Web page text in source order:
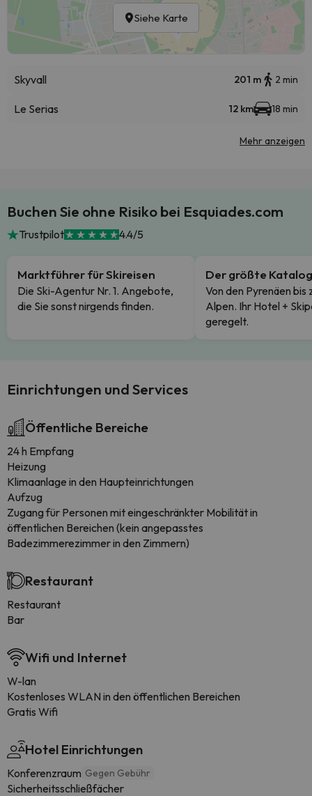
Siehe Karte
Skyvall 201 m 2 min
Le Serias 12 km 18 min
Mehr anzeigen
Buchen Sie ohne Risiko bei Esquiades.com
Trustpilot 4.4/5
Marktführer für Skireisen
Die Ski-Agentur Nr. 1. Angebote,
die Sie sonst nirgends finden.
Der größte Katalog
Von den Pyrenäen bis
Alpen. Ihr Hotel +
geregelt.
Einrichtungen und Services
Öffentliche Bereiche
24 h Empfang
Heizung
Klimaanlage in den Haupteinrichtungen
Aufzug
Zugang für Personen mit eingeschränkter Mobilität in
öffentlichen Bereichen (kein angepasstes
Badezimmerezimmer in den Zimmern)
Restaurant
Restaurant
Bar
Wifi und Internet
W-lan
Kostenloses WLAN in den öffentlichen Bereichen
Gratis Wifi
Hotel Einrichtungen
Konferenzraum Gegen Gebühr
Sicherheitsschließfächer